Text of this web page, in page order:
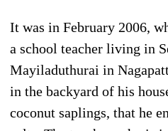
It was in February 2006,
a school teacher living in
Mayiladuthurai in
in the backyard of his
coconut saplings, that he